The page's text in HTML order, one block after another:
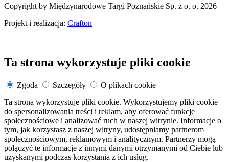
Copyright by Międzynarodowe Targi Poznańskie Sp. z o. o. 2026
Projekt i realizacja: Crafton
Ta strona wykorzystuje pliki cookie
Zgoda Szczegóły
O plikach cookie
Ta strona wykorzystuje pliki cookie. Wykorzystujemy pliki cookie
do spersonalizowania treści i reklam, aby oferować funkcje
społecznościowe i analizować ruch w naszej witrynie. Informacje o
tym, jak korzystasz z naszej witryny, udostępniamy partnerom
społecznościowym, reklamowym i analitycznym. Partnerzy mogą
połączyć te informacje z innymi danymi otrzymanymi od Ciebie lub
uzyskanymi podczas korzystania z ich usług.